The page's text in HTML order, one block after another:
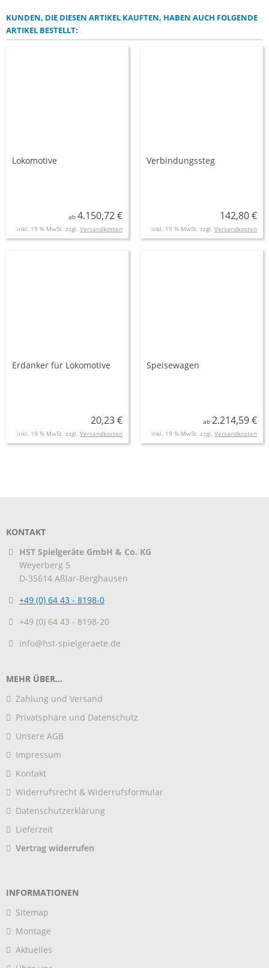
KUNDEN, DIE DIESEN ARTIKEL KAUFTEN, HABEN AUCH FOLGENDE
ARTIKEL BESTELLT:
Lokomotive
ab 4.150,72 €
inkl. 19 % MwSt. zzgl. Versandkosten
Verbindungssteg
142,80 €
inkl. 19 % MwSt. zzgl. Versandkosten
Erdanker für Lokomotive
20,23 €
inkl. 19 % MwSt. zzgl. Versandkosten
Speisewagen
ab 2.214,59 €
inkl. 19 % MwSt. zzgl. Versandkosten
KONTAKT
HST Spielgeräte GmbH & Co. KG
Weyerberg 5
D-35614 Aßlar-Berghausen
+49 (0) 64 43 - 8198-0
+49 (0) 64 43 - 8198-20
info@hst-spielgeraete.de
MEHR ÜBER...
Zahlung und Versand
Privatsphäre und Datenschutz
Unsere AGB
Impressum
Kontakt
Widerrufsrecht & Widerrufsformular
Datenschutzerklärung
Lieferzeit
Vertrag widerrufen
INFORMATIONEN
Sitemap
Montage
Aktuelles